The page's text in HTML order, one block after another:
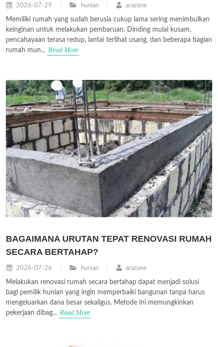
2026-07-29 hunian arazone
Memiliki rumah yang sudah berusia cukup lama sering menimbulkan
keinginan untuk melakukan pembaruan. Dinding mulai kusam,
pencahayaan terasa redup, lantai terlihat usang, dan beberapa bagian
rumah mun... Read More
BAGAIMANA URUTAN TEPAT RENOVASI RUMAH
SECARA BERTAHAP?
2026-07-26 hunian arazone
Melakukan renovasi rumah secara bertahap dapat menjadi solusi
bagi pemilik hunian yang ingin memperbaiki bangunan tanpa harus
mengeluarkan dana besar sekaligus. Metode ini memungkinkan
pekerjaan dibag... Read More